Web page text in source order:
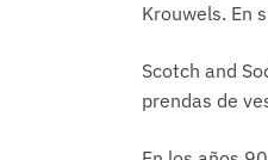
Krouwels. En
Scotch and
prendas de